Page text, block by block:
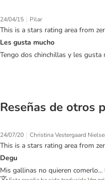
24/04/15 | Pilar
This is a stars rating area from
Les gusta mucho
Tengo dos chinchillas y les
Reseñas de otros
24/07/20 | Christina Vestergaard
This is a stars rating area from
Degu
Mis gallinas no quieren